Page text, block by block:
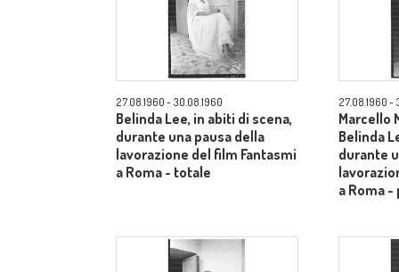
27.08.1960 - 30.08.1960
Belinda Lee, in abiti di scena,
durante una pausa della
lavorazione del film Fantasmi
a Roma - totale
27.08.1960 -
Marcello
Belinda
durante
a Roma